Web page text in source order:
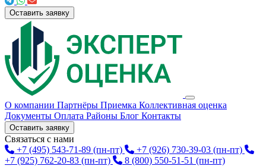
Оставить заявку
О компании Партнёры Приемка Коллективная оценка
Документы Оплата Районы Блог Контакты
Оставить заявку
Связаться с нами
+7 (495) 543-71-89 (пн-пт) +7 (926) 730-39-03 (пн-пт)
+7 (925) 762-20-83 (пн-пт) 8 (800) 550-51-51 (пн-пт)